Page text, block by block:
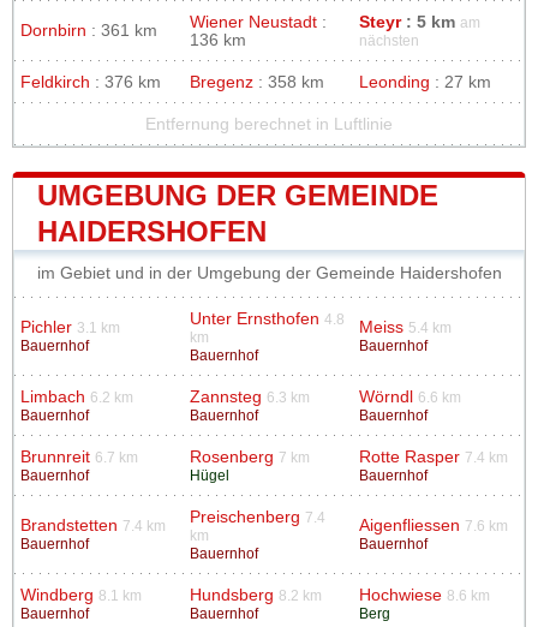
Dornbirn : 361 km Wiener Neustadt :
136 km
Steyr: 5 km am
nächsten
Feldkirch : 376 km Bregenz : 358 km Leonding : 27 km
Entfernung berechnet in Luftlinie
UMGEBUNG DER GEMEINDE
HAIDERSHOFEN
im Gebiet und in der Umgebung der Gemeinde Haidershofen
Pichler 3.1 km
Bauernhof
Unter Ernsthofen 4.8
km
Bauernhof
Meiss 5.4 km
Bauernhof
Limbach 6.2 km
Bauernhof
Zannsteg 6.3 km
Bauernhof
Wörndl
6.6 km
Bauernhof
Brunnreit 6.7 km
Bauernhof
Rosenberg 7 km
Hügel
Rotte Rasper 7.4 km
Bauernhof
Brandstetten 7.4 km
Bauernhof
Preischenberg 7.4
km
Bauernhof
Aigenfliessen 7.6 km
Bauernhof
Windberg 8.1 km
Bauernhof
Hundsberg 8.2 km
Bauernhof
Hochwiese 8.6 km
Berg